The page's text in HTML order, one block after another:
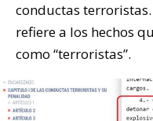
conductas
refiere a los hechos
como “terroristas”.